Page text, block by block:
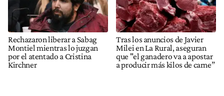
Rechazaron liberar a Sabag
Montiel mientras lo juzgan
por el atentado a Cristina
Kirchner
Tras los anuncios de Javier
Milei en La Rural, aseguran
que "el ganadero va a apostar
a producir más kilos de carne”